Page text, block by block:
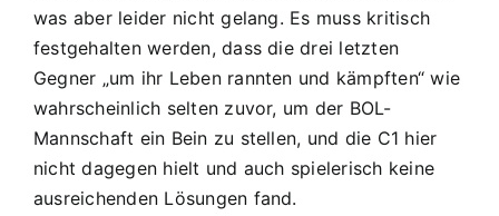
was aber leider nicht gelang. Es muss kritisch
festgehalten werden, dass die drei letzten
Gegner „um ihr Leben rannten und kämpften“ wie
wahrscheinlich selten zuvor, um der BOL-
Mannschaft ein Bein zu stellen, und die C1 hier
nicht dagegen hielt und auch spielerisch keine
ausreichenden Lösungen fand.